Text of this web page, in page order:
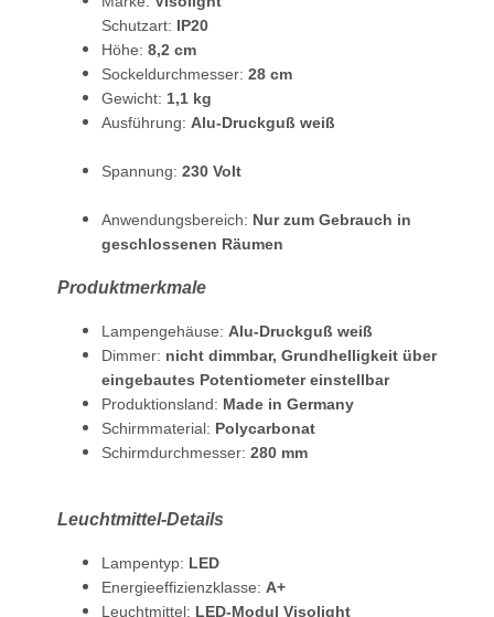
Schutzart: IP20
Höhe: 8,2 cm
Sockeldurchmesser: 28 cm
Gewicht: 1,1 kg
Ausführung: Alu-Druckguß weiß
Spannung: 230 Volt
Anwendungsbereich: Nur zum Gebrauch in
geschlossenen Räumen
Produktmerkmale
Lampengehäuse: Alu-Druckguß weiß
Dimmer: nicht dimmbar, Grundhelligkeit über
eingebautes Potentiometer einstellbar
Produktionsland: Made in Germany
Schirmmaterial: Polycarbonat
Schirmdurchmesser: 280 mm
Leuchtmittel-Details
Lampentyp: LED
Energieeffizienzklasse: A+
Leuchtmittel: LED-Modul Visolight